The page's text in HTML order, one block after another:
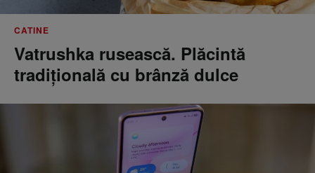
CATINE
Vatrushka rusească. Plăcintă
tradițională cu brânză dulce